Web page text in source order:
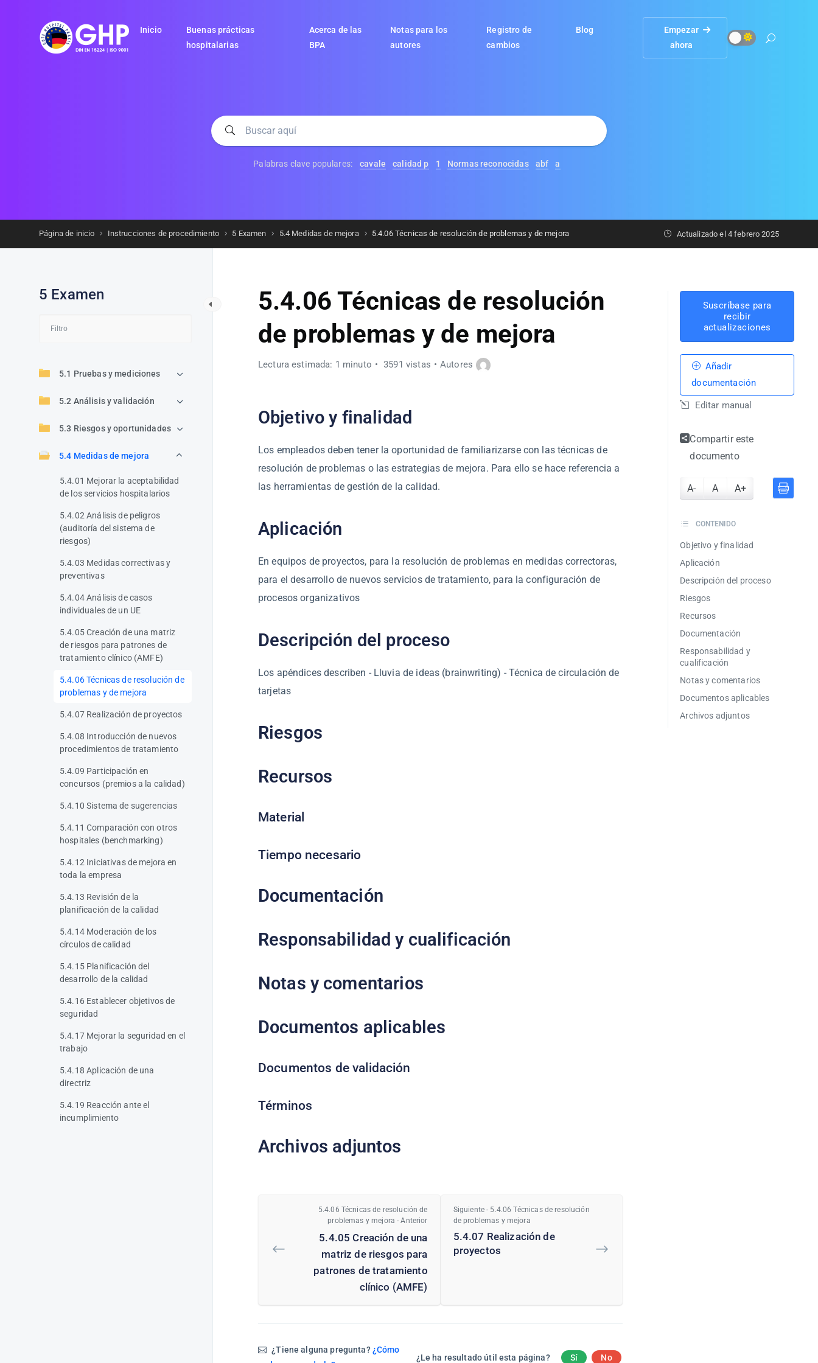
Inicio
Buenas prácticas
hospitalarias
Acerca de las
BPA
Notas para los
autores
Registro de
cambios
Blog
Empezar
ahora
Palabras clave populares: cavale calidad p 1 Normas reconocidas abf a
Página de inicio Instrucciones de procedimiento 5 Examen 5.4 Medidas de mejora 5.4.06 Técnicas de resolución de problemas y de mejora Actualizado el 4 febrero 2025
5 Examen
5.1 Pruebas y mediciones
5.2 Análisis y validación
5.3 Riesgos y oportunidades
5.4 Medidas de mejora
5.4.01 Mejorar la aceptabilidad
de los servicios hospitalarios
5.4.02 Análisis de peligros
(auditoría del sistema de
riesgos)
5.4.03 Medidas correctivas y
preventivas
5.4.04 Análisis de casos
individuales de un UE
5.4.05 Creación de una matriz
de riesgos para patrones de
tratamiento clínico (AMFE)
5.4.06 Técnicas de resolución de
problemas y de mejora
5.4.07 Realización de proyectos
5.4.08 Introducción de nuevos
procedimientos de tratamiento
5.4.09 Participación en
concursos (premios a la calidad)
5.4.10 Sistema de sugerencias
5.4.11 Comparación con otros
hospitales (benchmarking)
5.4.12 Iniciativas de mejora en
toda la empresa
5.4.13 Revisión de la
planificación de la calidad
5.4.14 Moderación de los
círculos de calidad
5.4.15 Planificación del
desarrollo de la calidad
5.4.16 Establecer objetivos de
seguridad
5.4.17 Mejorar la seguridad en el
trabajo
5.4.18 Aplicación de una
directriz
5.4.19 Reacción ante el
incumplimiento
5.4.06 Técnicas de resolución
de problemas y de mejora
Lectura estimada: 1 minuto 3591 vistas Autores
Objetivo y finalidad
Los empleados deben tener la oportunidad de familiarizarse con las técnicas de
resolución de problemas o las estrategias de mejora. Para ello se hace referencia a
las herramientas de gestión de la calidad.
Aplicación
En equipos de proyectos, para la resolución de problemas en medidas correctoras,
para el desarrollo de nuevos servicios de tratamiento, para la configuración de
procesos organizativos
Descripción del proceso
Los apéndices describen - Lluvia de ideas (brainwriting) - Técnica de circulación de
tarjetas
Riesgos
Recursos
Material
Tiempo necesario
Documentación
Responsabilidad y cualificación
Notas y comentarios
Documentos aplicables
Documentos de validación
Términos
Archivos adjuntos
5.4.06 Técnicas de resolución de
problemas y mejora - Anterior
5.4.05 Creación de una
matriz de riesgos para
patrones de tratamiento
clínico (AMFE)
Siguiente - 5.4.06 Técnicas de resolución
de problemas y mejora
5.4.07 Realización de
proyectos
¿Tiene alguna pregunta?¿Cómo
¿Le ha resultado útil esta página? Sí No
Suscríbase para
recibir
actualizaciones
Editar manual
Añadir
documentación
Compartir este
documento
A- A A+
CONTENIDO
Objetivo y finalidad
Aplicación
Descripción del proceso
Riesgos
Recursos
Documentación
Responsabilidad y
cualificación
Notas y comentarios
Documentos aplicables
Archivos adjuntos